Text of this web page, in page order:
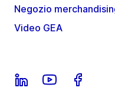
Negozio
Video GEA